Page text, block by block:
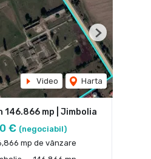
Video Harta
Next
mp | Jimbolia
€ (negociabil)
mp de vânzare